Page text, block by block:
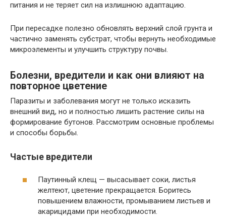
питания и не теряет сил на излишнюю адаптацию.
При пересадке полезно обновлять верхний слой грунта и
частично заменять субстрат, чтобы вернуть необходимые
микроэлементы и улучшить структуру почвы.
Болезни, вредители и как они влияют на
повторное цветение
Паразиты и заболевания могут не только исказить
внешний вид, но и полностью лишить растение силы на
формирование бутонов. Рассмотрим основные проблемы
и способы борьбы.
Частые вредители
Паутинный клещ — высасывает соки, листья
желтеют, цветение прекращается. Боритесь
повышением влажности, промыванием листьев и
акарицидами при необходимости.